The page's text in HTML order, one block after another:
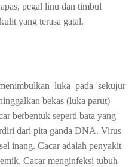
pegal linu dan timbul
yang terasa gatal.
luka pada sekujur
bekas (luka parut)
berbentuk seperti bata yang
dari pita ganda DNA. Virus
inang. Cacar adalah penyakit
Cacar menginfeksi tubuh